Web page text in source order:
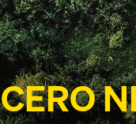
CERO